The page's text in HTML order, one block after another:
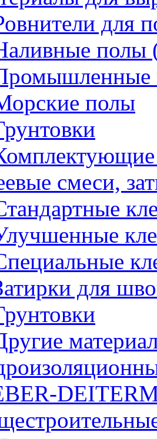
для
полы
полы
смеси,
для